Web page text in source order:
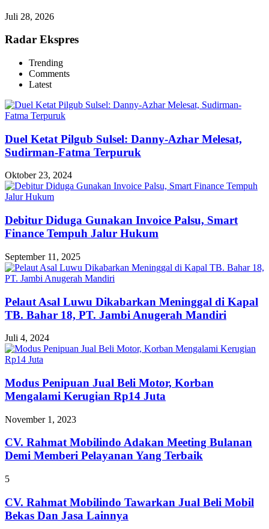
Juli 28, 2026
Radar Ekspres
Trending
Comments
Latest
Duel Ketat Pilgub Sulsel: Danny-Azhar Melesat,
Sudirman-Fatma Terpuruk
Oktober 23, 2024
Debitur Diduga Gunakan Invoice Palsu, Smart
Finance Tempuh Jalur Hukum
September 11, 2025
Pelaut Asal Luwu Dikabarkan Meninggal di Kapal
TB. Bahar 18, PT. Jambi Anugerah Mandiri
Juli 4, 2024
Modus Penipuan Jual Beli Motor, Korban
Mengalami Kerugian Rp14 Juta
November 1, 2023
CV. Rahmat Mobilindo Adakan Meeting Bulanan
Demi Memberi Pelayanan Yang Terbaik
5
CV. Rahmat Mobilindo Tawarkan Jual Beli Mobil
Bekas Dan Jasa Lainnya